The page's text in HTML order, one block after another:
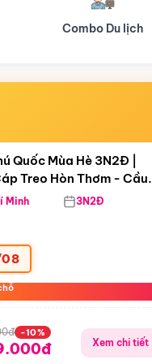
Tour Doanh Nghiệp
00:28:28
Treo Hòn Thơm
Quốc Mùa Hè 3N2Đ |
Treo Hòn Thơm - Cầu
Viên Nước Aquatopia
Minh 3N2Đ
-10%
Xem chi tiết